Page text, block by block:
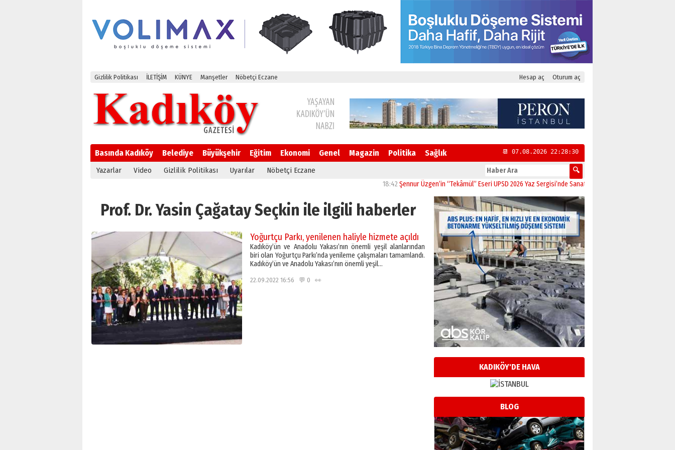
Gizlilik Politikası İLETİŞİM KÜNYE Manşetler Nöbetçi Eczane Hesap aç Oturum aç
Basında Kadıköy Belediye Büyükşehir Eğitim Ekonomi Genel Magazin Politika Sağlık 📆 07.08.2026 22:28:31
Yazarlar Video Gizlilik Politikası Uyarılar Nöbetçi Eczane
Şennur Üzgen’in “Tekâmül” Eseri UPSD 2026 Yaz Sergisi’nde Sanatseverlerle Buluştu
Prof. Dr. Yasin Çağatay Seçkin ile ilgili haberler
Yoğurtçu Parkı, yenilenen haliyle hizmete açıldı
Kadıköy’ün ve Anadolu Yakası’nın önemli yeşil alanlarından
biri olan Yoğurtçu Parkı’nda yenileme çalışmaları tamamlandı.
Kadıköy’ün ve Anadolu Yakası’nın önemli yeşil…
22.09.2022 16:56 💬 0 👀
KADIKÖY'DE HAVA
BLOG